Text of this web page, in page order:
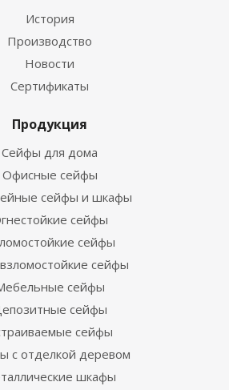
История
Производство
Новости
Сертификаты
Продукция
Сейфы для дома
Офисные сейфы
сейфы и шкафы
сейфы
сейфы
сейфы
сейфы
сейфы
сейфы
с отделкой деревом
шкафы